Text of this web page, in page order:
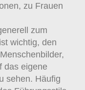
zu Frauen
zum
wichtig, den
das eigene
sehen. Häufig